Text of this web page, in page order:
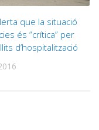
que la situació
és “crítica” per
d’hospitalització